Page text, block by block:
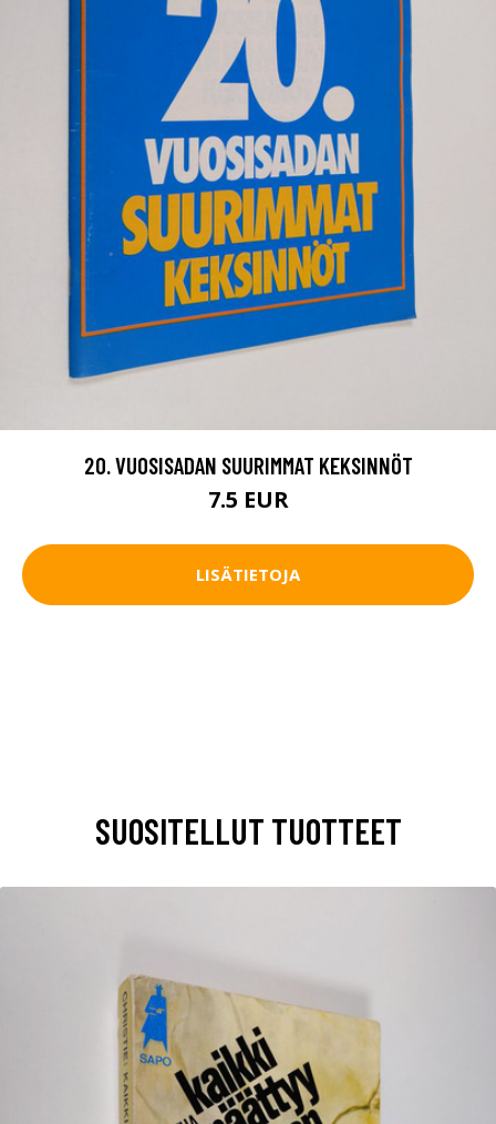
20. VUOSISADAN SUURIMMAT KEKSINNÖT
7.5 EUR
LISÄTIETOJA
SUOSITELLUT TUOTTEET